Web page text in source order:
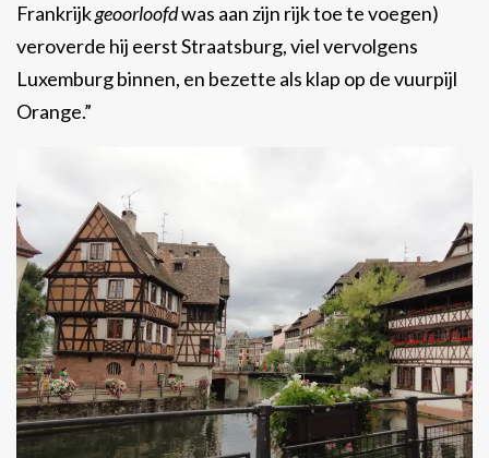
Frankrijkgeoorloofdwas aan zijn rijk toe te voegen)
veroverde hij eerst Straatsburg, viel vervolgens
Luxemburg binnen, en bezette als klap op de vuurpijl
Orange.”